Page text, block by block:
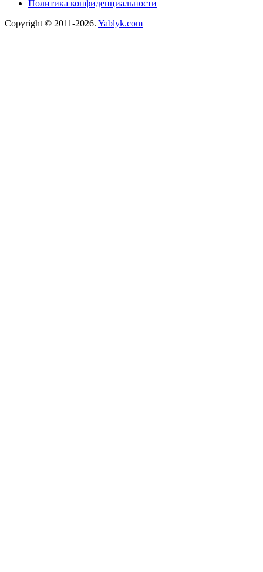
Политика конфиденциальности
Copyright © 2011-2026. Yablyk.сom